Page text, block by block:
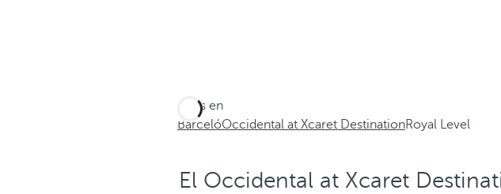
Estás en
BarcelóOccidental at Xcaret DestinationRoyal Level
El Occidental at Xcaret